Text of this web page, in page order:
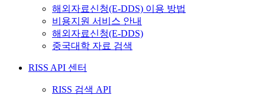
해외자료신청(E-DDS) 이용 방법
비용지원 서비스 안내
해외자료신청(E-DDS)
중국대학 자료 검색
RISS API 센터
RISS 검색 API